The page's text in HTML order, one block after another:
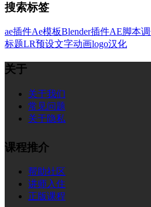
搜索标签
ae插件Ae模板Blender插件AE脚本
标题LR预设文字动画logo汉化
关于
关于我们
常见问题
关于隐私
课程推介
帮助社区
讲师入住
正版课程